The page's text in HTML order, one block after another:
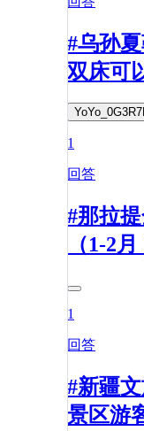
#乌孙
双床可
1
回答
#那拉
（1-2
1
回答
#新疆
景区游